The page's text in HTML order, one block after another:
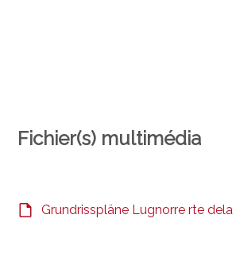
Fichier(s) multimédia
Grundrisspläne Lugnorre rte